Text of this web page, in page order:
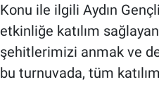
Konu ile ilgili Aydın
etkinliğe katılım
şehitlerimizi anmak ve
bu turnuvada, tüm